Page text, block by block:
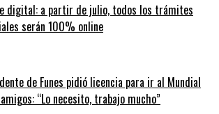
digital: a partir de julio, todos los trámites
serán 100% online
de Funes pidió licencia para ir al Mundial
“Lo necesito, trabajo mucho”